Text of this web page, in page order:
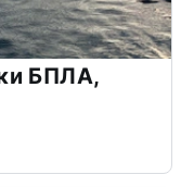
БПЛА,